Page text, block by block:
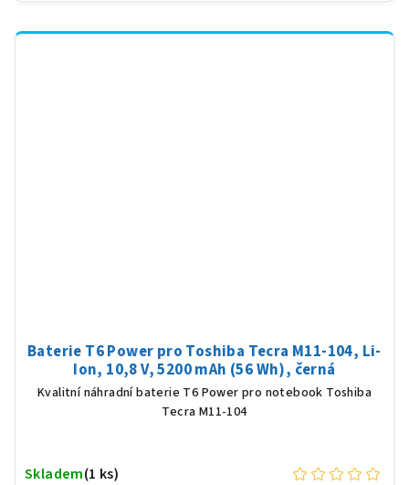
Baterie T6 Power pro Toshiba Tecra M11-104, Li-
Ion, 10,8 V, 5200 mAh (56 Wh), černá
Kvalitní náhradní baterie T6 Power pro notebook Toshiba
Tecra M11-104
Skladem(1 ks)